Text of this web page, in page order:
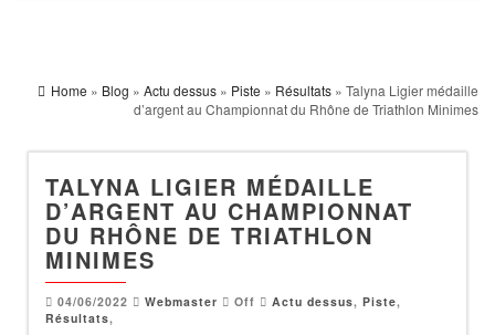
Home » Blog » Actu dessus » Piste » Résultats » Talyna Ligier médaille
d’argent au Championnat du Rhône de Triathlon Minimes
TALYNA LIGIER MÉDAILLE
D’ARGENT AU CHAMPIONNAT
DU RHÔNE DE TRIATHLON
MINIMES
04/06/2022 Webmaster Off Actu dessus, Piste,
Résultats,